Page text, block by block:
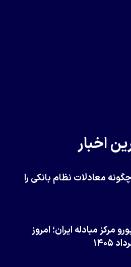
اخبار
معادلات نظام بانکی را
مرکز مبادله ایران؛ امروز